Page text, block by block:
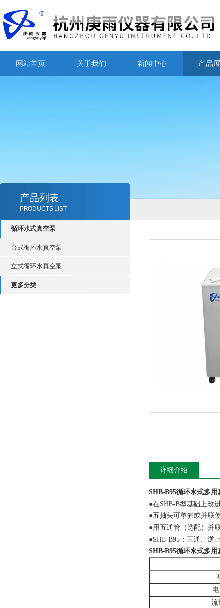
网站首页 关于我们 新闻中心 产品
产品列表
PRODUCTS LIST
循环水式真空泵
台式循环水真空泵
立式循环水真空泵
更多分类
详细介绍
SHB-B95循环水式多
●在SHB-B型基础上改
●五抽头可单独或并联
●用五通管（选配）并
●SHB-B95：三通、逆
SHB-B95循环水式多
流